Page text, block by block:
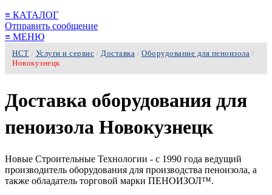
≡ КАТАЛОГ
Отправить сообщение
≡ МЕНЮ
НСТ / Услуги и сервис / Доставка / Оборудование для пеноизола /
Новокузнецк
Доставка оборудования для
пеноизола Новокузнецк
Новые Строительные Технологии - c 1990 года ведущий
производитель оборудования для производства пеноизола, а
также обладатель торговой марки ПЕНОИЗОЛ™.